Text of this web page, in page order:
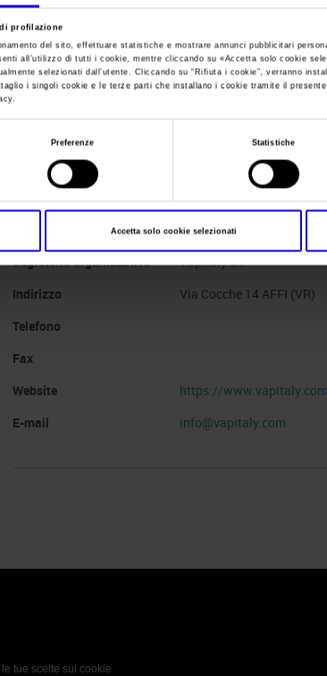
profilazione
del sito, effettuare statistiche e mostrare annunci pubblicitari
all’utilizzo di tutti i cookie, mentre cliccando su «Accetta solo cookie
selezionati dall’utente. Cliccando su “Rifiuta i cookie”, verranno
i singoli cookie e le terze parti che installano i cookie tramite il
Preferenze Statistiche
Accetta solo cookie selezionati
Fiera internazionale del vaping
Data
Frequenza
Website
https://www.vapitaly.com
E-mail
info@vapitaly.com
Segreteria organizzativa
Vapitaly srl
Indirizzo
Via Cocche 14 AFFI (VR)
Telefono
Fax
Website
https://www.vapitaly.com
E-mail
info@vapitaly.com
le tue scelte sui cookie